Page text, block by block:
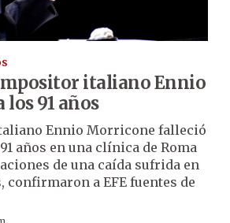
italiano Ennio
91 años
Ennio Morricone falleció
años en una clínica de Roma
de una caída sufrida en
a EFE fuentes de